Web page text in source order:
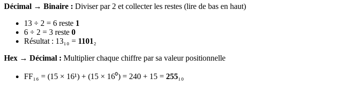
Décimal → Binaire : Diviser par 2 et collecter les restes (lire de bas en haut)
13 ÷ 2 = 6 reste 1
6 ÷ 2 = 3 reste 0
Résultat : 13₁₀ = 1101₂
Hex → Décimal : Multiplier chaque chiffre par sa valeur positionnelle
FF₁₆ = (15 × 16¹) + (15 × 16⁰) = 240 + 15 = 255₁₀